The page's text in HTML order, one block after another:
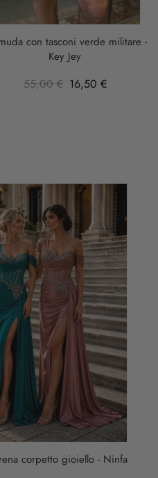
verde
militare
con tasconi verde militare -
Key Jey
55,00 € 16,50 €
corpetto gioiello - Ninfa